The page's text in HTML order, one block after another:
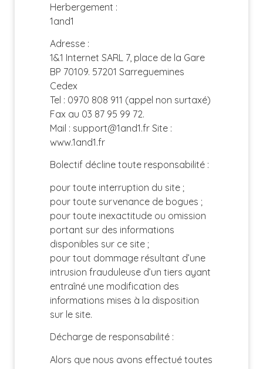
Herbergement :
1and1
Adresse :
1&1 Internet SARL 7, place de la Gare
BP 70109. 57201 Sarreguemines
Cedex
Tel : 0970 808 911 (appel non surtaxé)
Fax au 03 87 95 99 72.
Mail : support@1and1.fr Site :
www.1and1.fr
Bolectif décline toute responsabilité :
pour toute interruption du site ;
pour toute survenance de bogues ;
pour toute inexactitude ou omission
portant sur des informations
disponibles sur ce site ;
pour tout dommage résultant d’une
intrusion frauduleuse d’un tiers ayant
entraîné une modification des
informations mises à la disposition
sur le site.
Décharge de responsabilité :
Alors que nous avons effectué toutes